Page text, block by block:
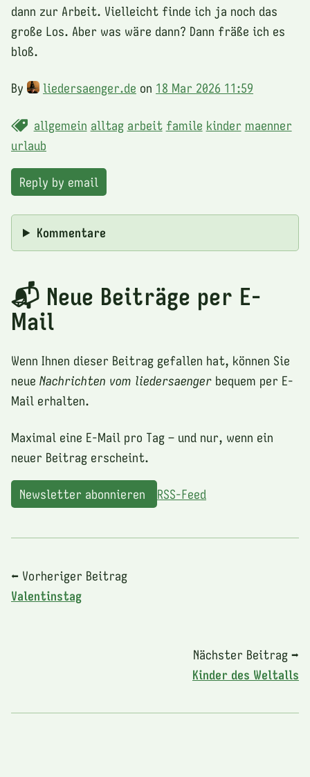
dann zur Arbeit. Vielleicht finde ich ja noch das
große Los. Aber was wäre dann? Dann fräße ich es
bloß.
By liedersaenger.de on 18 Mar 2026 11:59
allgemein alltag arbeit famile kinder maenner
urlaub
Reply by email
Kommentare
📬 Neue Beiträge per E-
Mail
Wenn Ihnen dieser Beitrag gefallen hat, können Sie
neue Nachrichten vom liedersaenger bequem per E-
Mail erhalten.
Maximal eine E-Mail pro Tag – und nur, wenn ein
neuer Beitrag erscheint.
Newsletter abonnieren RSS-Feed
⬅ Vorheriger Beitrag
Valentinstag
Nächster Beitrag ➡
Kinder des Weltalls